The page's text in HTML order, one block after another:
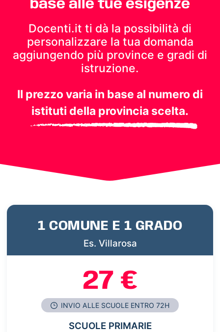
base alle tue esigenze
Docenti.it ti dà la possibilità di
personalizzare la tua domanda
aggiungendo più province e gradi di
istruzione.
Il prezzo varia in base al numero di
istituti della provincia scelta.
1 COMUNE E 1 GRADO
Es. Villarosa
27 €
INVIO ALLE SCUOLE ENTRO 72H
SCUOLE PRIMARIE